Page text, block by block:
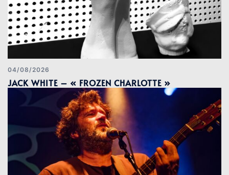
04/08/2026
JACK WHITE – « FROZEN CHARLOTTE »